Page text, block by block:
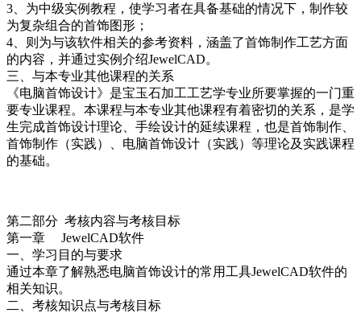
3、为中级实例教程，使学习者在具备基础的情况下，制作较
为复杂组合的首饰图形；
4、则为与该软件相关的参考资料，涵盖了首饰制作工艺方面
的内容，并通过实例介绍JewelCAD。
三、与本专业其他课程的关系
《电脑首饰设计》是宝玉石加工工艺学专业所要掌握的一门重
要专业课程。本课程与本专业其他课程有着密切的关系，是学
生完成首饰设计理论、手绘设计的延续课程，也是首饰制作、
首饰制作（实践）、电脑首饰设计（实践）等理论及实践课程
的基础。
第二部分 考核内容与考核目标
第一章 JewelCAD软件
一、学习目的与要求
通过本章了解熟悉电脑首饰设计的常用工具JewelCAD软件的
相关知识。
二、考核知识点与考核目标